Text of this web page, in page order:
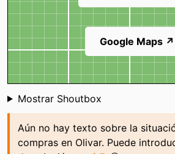
Google Maps ↗
Shoutbox
Mostrar Shoutbox
Aún no hay texto sobre la
compras en Olivar. Puede